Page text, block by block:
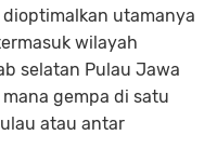
utamanya
wilayah
selatan Pulau Jawa
gempa di satu
atau antar